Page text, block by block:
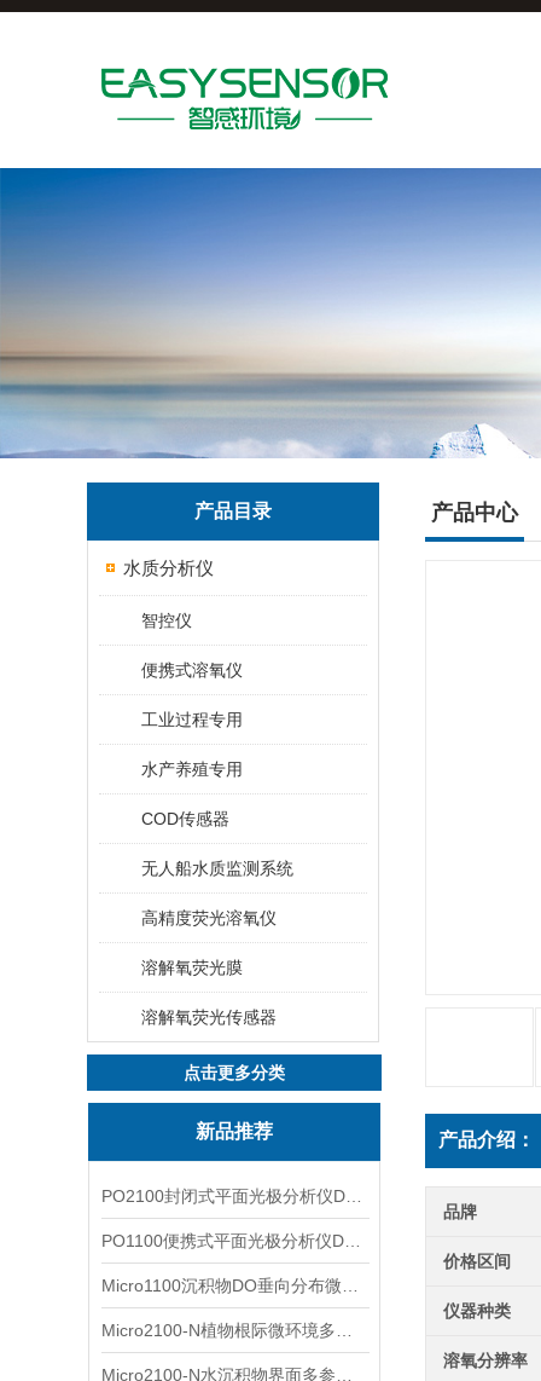
产品目录
水质分析仪
智控仪
便携式溶氧仪
工业过程专用
水产养殖专用
COD传感器
无人船水质监测系统
高精度荧光溶氧仪
溶解氧荧光膜
溶解氧荧光传感器
点击更多分类
新品推荐
产品中心
产品介绍：
品牌
价格区间
仪器种类
溶氧分辨率